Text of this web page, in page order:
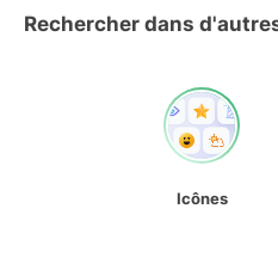
Rechercher dans
Icônes